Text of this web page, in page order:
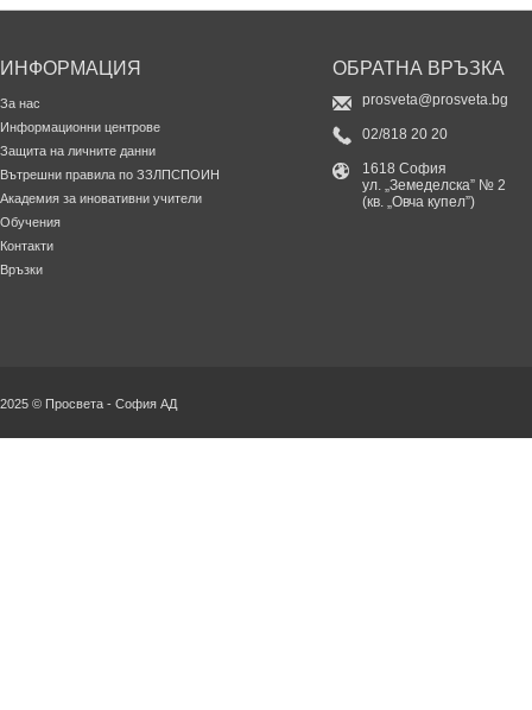
ИНФОРМАЦИЯ
За нас
Информационни центрове
Защита на личните данни
Вътрешни правила по ЗЗЛПСПОИН
Академия за иновативни учители
Обучения
Контакти
Връзки
ОБРАТНА ВРЪЗКА
prosveta@prosveta.bg
02/818 20 20
1618 София
ул. „Земеделска” № 2
(кв. „Овча купел”)
2025 © Просвета - София АД